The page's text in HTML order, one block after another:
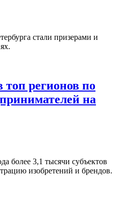
стали призерами и
регионов по
на
более 3,1 тысячи субъектов
изобретений и брендов.